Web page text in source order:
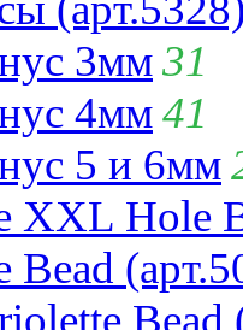
3мм31
4мм41
5 и 6мм
XXL Hole
Bead
Bead